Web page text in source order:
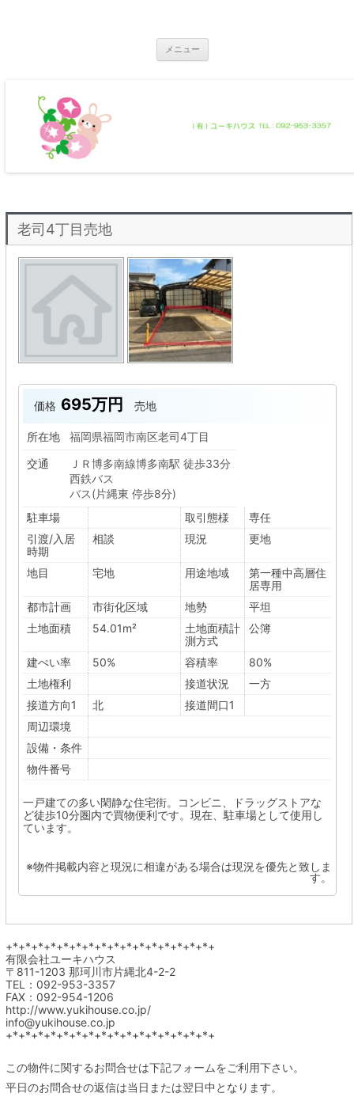
メニュー
老司4丁目売地
価格 695万円 売地
所在地
福岡県福岡市南区老司4丁目
交通
ＪＲ博多南線博多南駅 徒歩33分
西鉄バス
バス(片縄東 停歩8分)
駐車場
取引態様
専任
引渡/入居
時期
相談 現況 更地
地目 宅地 用途地域
第一種中高層住
居専用
都市計画
市街化区域 地勢
平坦
土地面積
54.01m²
土地面積計
測方式
公簿
建ぺい率 50% 容積率
80%
土地権利
接道状況
一方
接道方向1
北
接道間口1
周辺環境
設備・条件
物件番号
一戸建ての多い閑静な住宅街。コンビニ、ドラッグストアな
ど徒歩10分圏内で買物便利です。現在、駐車場として使用し
ています。
※物件掲載内容と現況に相違がある場合は現況を優先と致しま
す。
+*+*+*+*+*+*+*+*+*+*+*+*+*+*+*+*+
有限会社ユーキハウス
〒811-1203 那珂川市片縄北4-2-2
TEL：092-953-3357
FAX：092-954-1206
http://www.yukihouse.co.jp/
info@yukihouse.co.jp
+*+*+*+*+*+*+*+*+*+*+*+*+*+*+*+*+
この物件に関するお問合せは下記フォームをご利用下さい。
平日のお問合せの返信は当日または翌日中となります。